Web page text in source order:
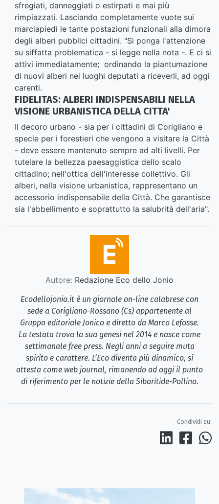
sfregiati, danneggiati o estirpati e mai più
rimpiazzati. Lasciando completamente vuote sui
marciapiedi le tante postazioni funzionali alla dimora
degli alberi pubblici cittadini. "Si ponga l'attenzione
su siffatta problematica - si legge nella nota -. E ci si
attivi immediatamente; ordinando la piantumazione
di nuovi alberi nei luoghi deputati a riceverli, ad oggi
carenti.
FIDELITAS: ALBERI INDISPENSABILI NELLA
VISIONE URBANISTICA DELLA CITTA'
Il decoro urbano - sia per i cittadini di Corigliano e
specie per i forestieri che vengono a visitare la Città
- deve essere mantenuto sempre ad alti livelli. Per
tutelare la bellezza paesaggistica dello scalo
cittadino; nell'ottica dell'interesse collettivo. Gli
alberi, nella visione urbanistica, rappresentano un
accessorio indispensabile della Città. Che garantisce
sia l'abbellimento e soprattutto la salubrità dell'aria".
Autore: Redazione Eco dello Jonio
Ecodellojonio.it è un giornale on-line calabrese con
sede a Corigliano-Rossano (Cs) appartenente al
Gruppo editoriale Jonico e diretto da Marco Lefosse.
La testata trova la sua genesi nel 2014 e nasce come
settimanale free press. Negli anni a seguire muta
spirito e carattere. L’Eco diventa più dinamico, si
attesta come web journal, rimanendo ad oggi il punto
di riferimento per le notizie della Sibaritide-Pollino.
Condividi su: